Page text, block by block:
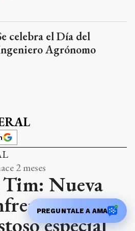
celebra el Día del
Agrónomo
2 meses
Nueva
a Haití
especial
PREGUNTALE A AMA